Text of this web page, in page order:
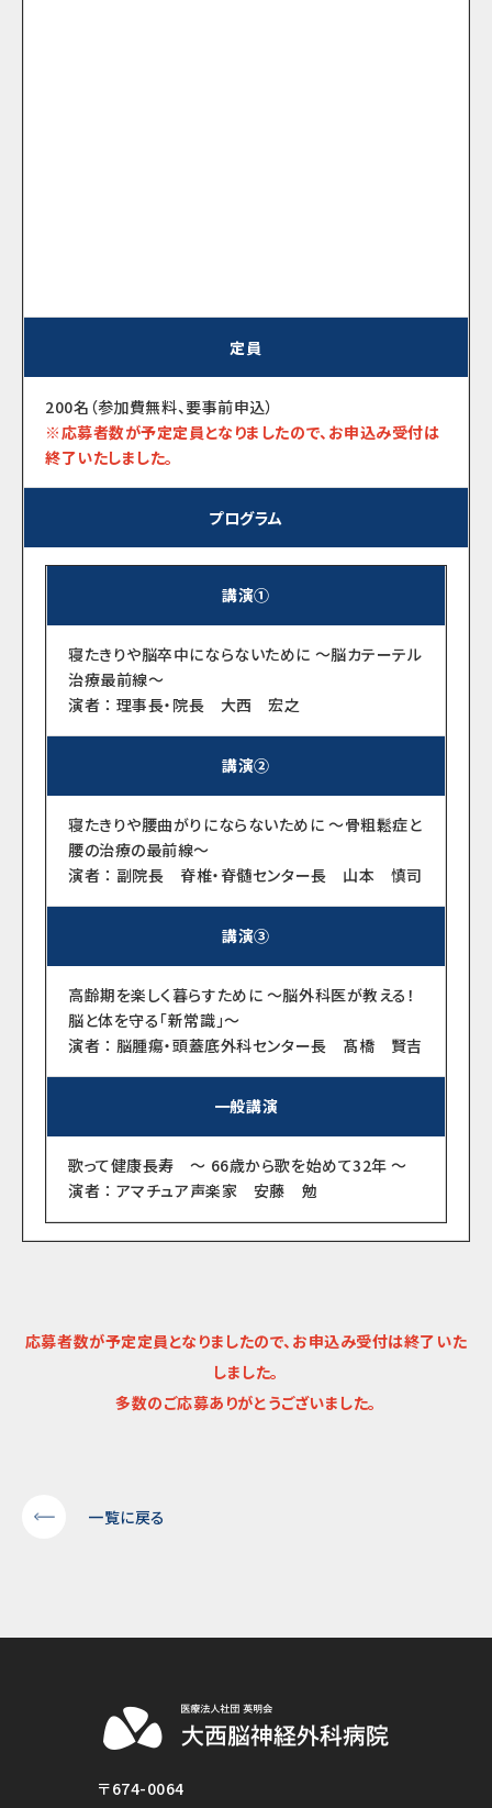
定員
200名（参加費無料、要事前申込）
※応募者数が予定定員となりましたので、お申込み受付は
終了いたしました。
プログラム
講演①
寝たきりや脳卒中にならないために ～脳カテーテル
治療最前線～
演者 ： 理事長・院長 大西 宏之
講演②
寝たきりや腰曲がりにならないために ～骨粗鬆症と
腰の治療の最前線～
演者 ： 副院長 脊椎・脊髄センター長 山本 慎司
講演③
高齢期を楽しく暮らすために ～脳外科医が教える！
脳と体を守る「新常識」～
演者 ： 脳腫瘍・頭蓋底外科センター長 髙橋 賢吉
一般講演
歌って健康長寿 ～ 66歳から歌を始めて32年 ～
演者 ： アマチュア声楽家 安藤 勉
応募者数が予定定員となりましたので、お申込み受付は終了いた
しました。
多数のご応募ありがとうございました。
一覧に戻る
〒674-0064